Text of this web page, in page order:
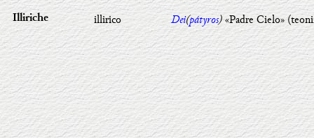
Illiriche illirico Dei(pátyros)«Padre Cielo»